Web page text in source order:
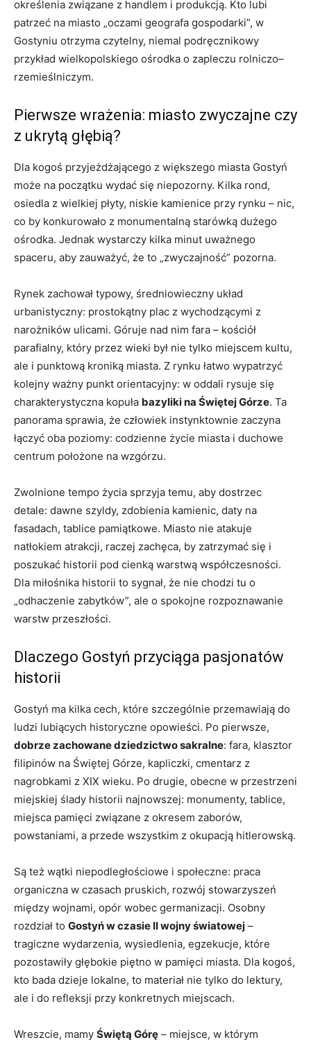
określenia związane z handlem i produkcją. Kto lubi
patrzeć na miasto „oczami geografa gospodarki”, w
Gostyniu otrzyma czytelny, niemal podręcznikowy
przykład wielkopolskiego ośrodka o zapleczu rolniczo–
rzemieślniczym.
Pierwsze wrażenia: miasto zwyczajne czy
z ukrytą głębią?
Dla kogoś przyjeżdżającego z większego miasta Gostyń
może na początku wydać się niepozorny. Kilka rond,
osiedla z wielkiej płyty, niskie kamienice przy rynku – nic,
co by konkurowało z monumentalną starówką dużego
ośrodka. Jednak wystarczy kilka minut uważnego
spaceru, aby zauważyć, że to „zwyczajność” pozorna.
Rynek zachował typowy, średniowieczny układ
urbanistyczny: prostokątny plac z wychodzącymi z
narożników ulicami. Góruje nad nim fara – kościół
parafialny, który przez wieki był nie tylko miejscem kultu,
ale i punktową kroniką miasta. Z rynku łatwo wypatrzyć
kolejny ważny punkt orientacyjny: w oddali rysuje się
charakterystyczna kopuła bazyliki na Świętej Górze. Ta
panorama sprawia, że człowiek instynktownie zaczyna
łączyć oba poziomy: codzienne życie miasta i duchowe
centrum położone na wzgórzu.
Zwolnione tempo życia sprzyja temu, aby dostrzec
detale: dawne szyldy, zdobienia kamienic, daty na
fasadach, tablice pamiątkowe. Miasto nie atakuje
natłokiem atrakcji, raczej zachęca, by zatrzymać się i
poszukać historii pod cienką warstwą współczesności.
Dla miłośnika historii to sygnał, że nie chodzi tu o
„odhaczenie zabytków”, ale o spokojne rozpoznawanie
warstw przeszłości.
Dlaczego Gostyń przyciąga pasjonatów
historii
Gostyń ma kilka cech, które szczególnie przemawiają do
ludzi lubiących historyczne opowieści. Po pierwsze,
dobrze zachowane dziedzictwo sakralne: fara, klasztor
filipinów na Świętej Górze, kapliczki, cmentarz z
nagrobkami z XIX wieku. Po drugie, obecne w przestrzeni
miejskiej ślady historii najnowszej: monumenty, tablice,
miejsca pamięci związane z okresem zaborów,
powstaniami, a przede wszystkim z okupacją hitlerowską.
Są też wątki niepodległościowe i społeczne: praca
organiczna w czasach pruskich, rozwój stowarzyszeń
między wojnami, opór wobec germanizacji. Osobny
rozdział to Gostyń w czasie II wojny światowej –
tragiczne wydarzenia, wysiedlenia, egzekucje, które
pozostawiły głębokie piętno w pamięci miasta. Dla kogoś,
kto bada dzieje lokalne, to materiał nie tylko do lektury,
ale i do refleksji przy konkretnych miejscach.
Wreszcie, mamy Świętą Górę – miejsce, w którym